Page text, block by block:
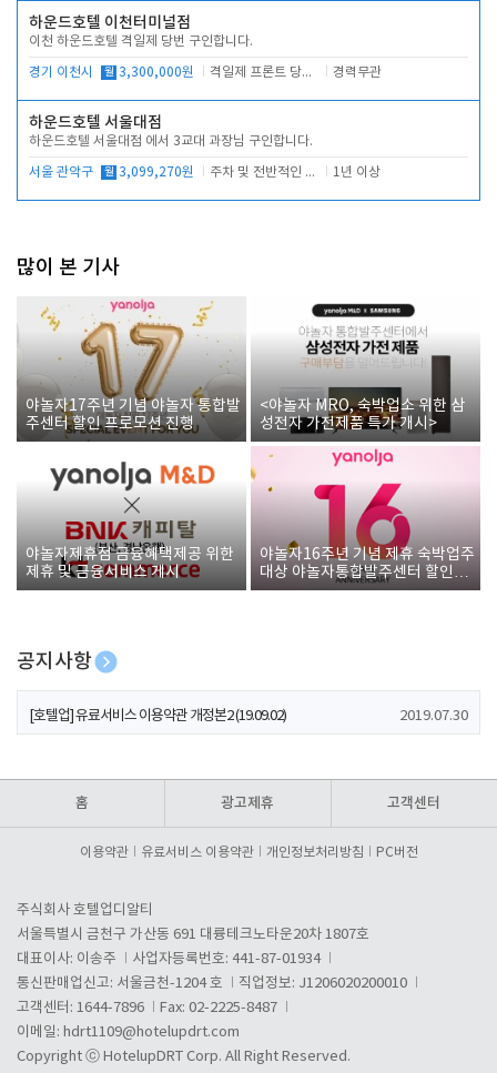
하운드호텔 이천터미널점
이천 하운드호텔 격일제 당번 구인합니다.
경기 이천시 월 3,300,000원 격일제 프론트 당번 업무로 주차 및 객실 점검 경력무관
하운드호텔 서울대점
하운드호텔 서울대점 에서 3교대 과장님 구인합니다.
서울 관악구 월 3,099,270원 주차 및 전반적인 당번업무 1년 이상
많이 본 기사
야놀자17주년 기념 야놀자 통합발
주센터 할인 프로모션 진행
<야놀자 MRO, 숙박업소 위한 삼
성전자 가전제품 특가 개시>
야놀자제휴점 금융혜택제공 위한
제휴 및 금융서비스 게시
야놀자16주년 기념 제휴 숙박업주
대상 야놀자통합발주센터 할인쿠
폰 증정
공지사항
[호텔업] 개인정보 처리방침 개정본1 (19.09.02)
[호텔업] 유료서비스 이용약관 개정본2 (19.09.02) 2019.07.30
홈 광고제휴 고객센터
이용약관 유료서비스 이용약관 개인정보처리방침 PC버전
주식회사 호텔업디알티
서울특별시 금천구 가산동 691 대륭테크노타운20차 1807호
대표이사: 이송주
사업자등록번호: 441-87-01934
통신판매업신고: 서울금천-1204 호
직업정보: J1206020200010
고객센터: 1644-7896
Fax: 02-2225-8487
이메일: hdrt1109@hotelupdrt.com
Copyright ⓒ HotelupDRT Corp. All Right Reserved.